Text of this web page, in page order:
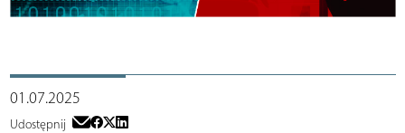
01.07.2025
Udostępnij